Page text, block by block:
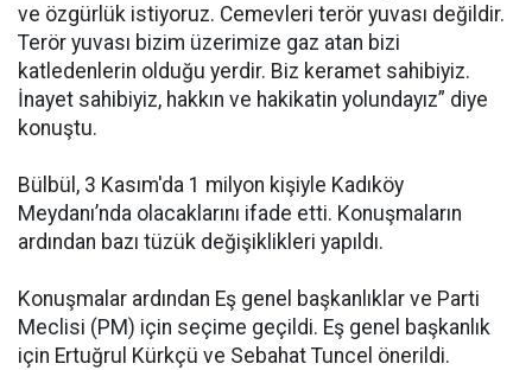
ve özgürlük istiyoruz. Cemevleri terör yuvası değildir.
Terör yuvası bizim üzerimize gaz atan bizi
katledenlerin olduğu yerdir. Biz keramet sahibiyiz.
İnayet sahibiyiz, hakkın ve hakikatin yolundayız” diye
konuştu.
Bülbül, 3 Kasım'da 1 milyon kişiyle Kadıköy
Meydanı’nda olacaklarını ifade etti. Konuşmaların
ardından bazı tüzük değişiklikleri yapıldı.
Konuşmalar ardından Eş genel başkanlıklar ve Parti
Meclisi (PM) için seçime geçildi. Eş genel başkanlık
için Ertuğrul Kürkçü ve Sebahat Tuncel önerildi.